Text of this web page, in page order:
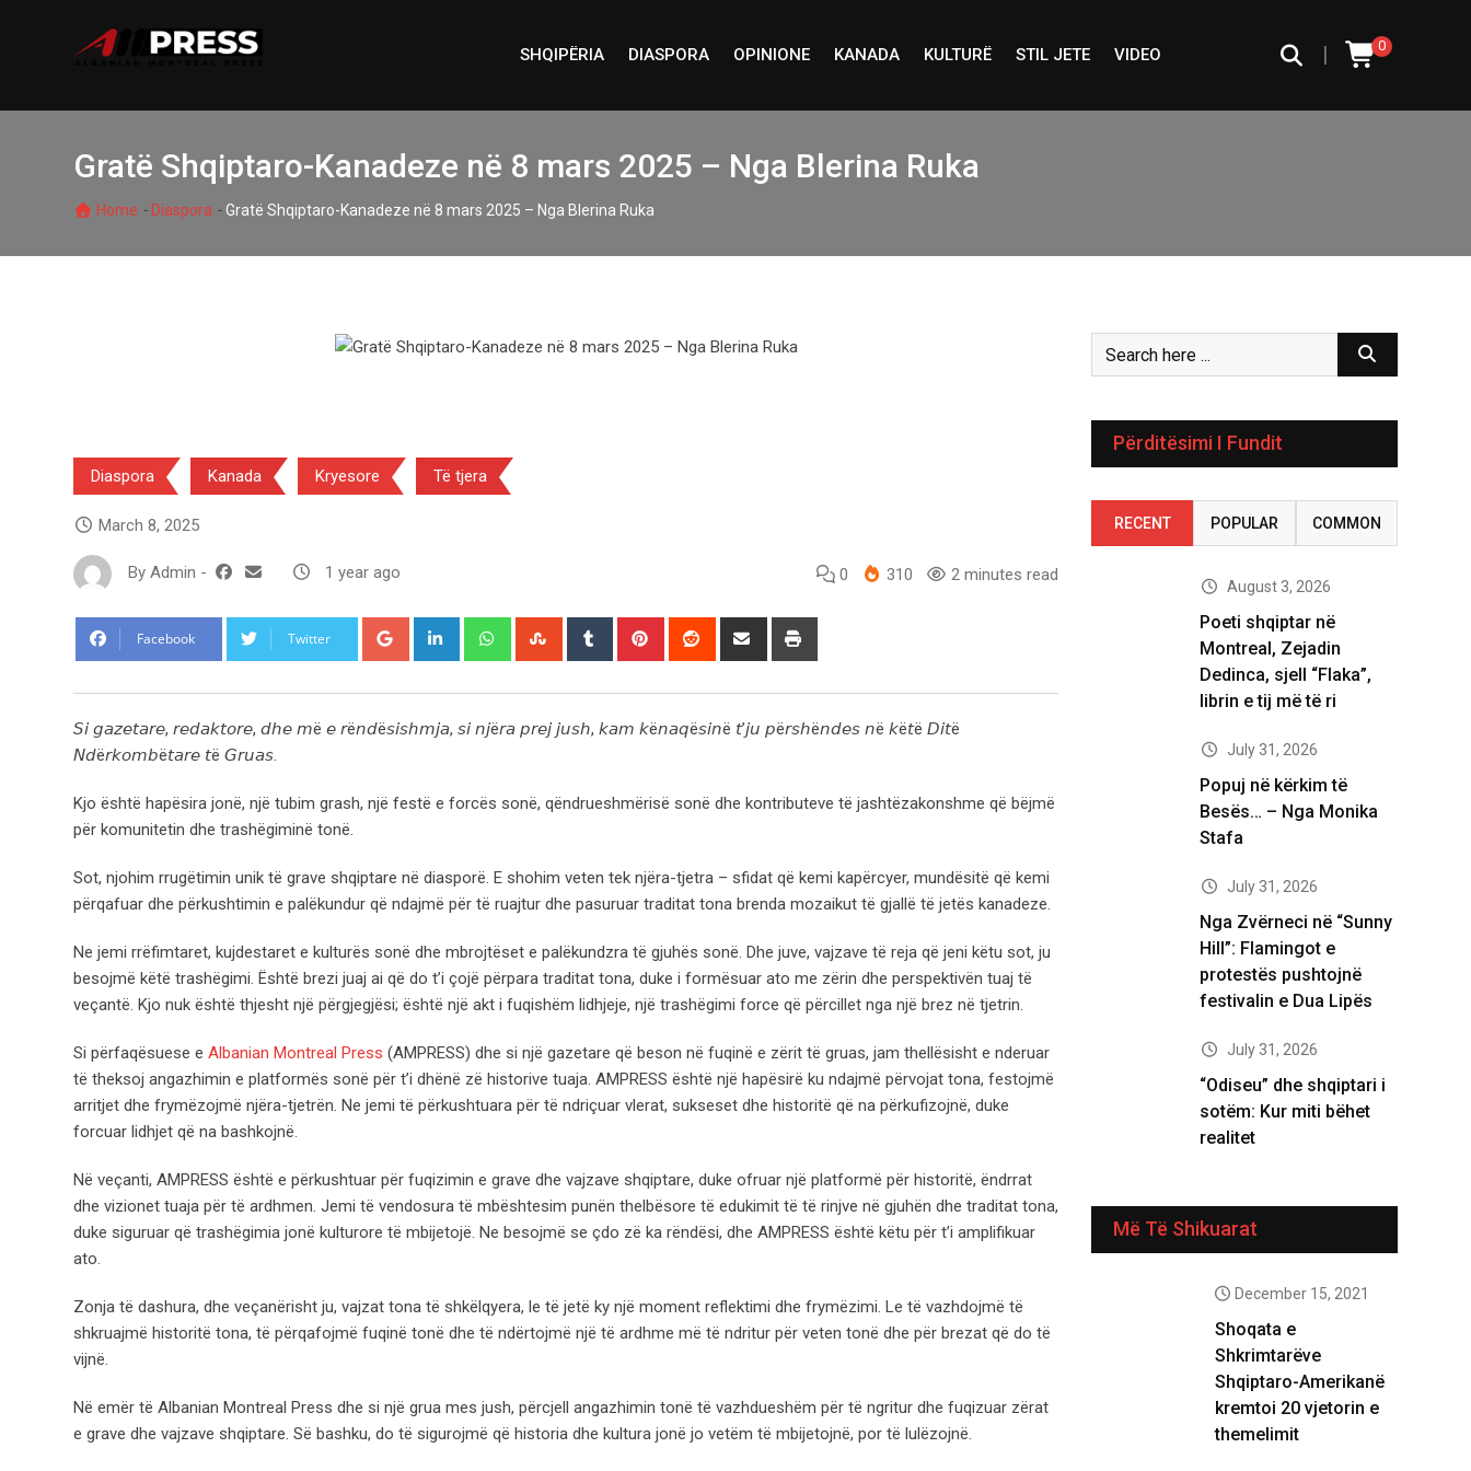
SHQIPËRIA DIASPORA OPINIONE KANADA KULTURË STIL JETE VIDEO 0
|
Gratë Shqiptaro-Kanadeze në 8 mars 2025 – Nga Blerina Ruka
Home - Diaspora -Gratë Shqiptaro-Kanadeze në 8 mars 2025 – Nga Blerina Ruka
Diaspora Kanada Kryesore Të tjera
March 8, 2025
By Admin - 1 year ago 0 310 2 minutes read
Facebook Twitter Google+ LinkedIn WhatsappStumbleUpon
Tumblr Pinterest Reddit
Share
𝘚𝘪 𝘨𝘢𝘻𝘦𝘵𝘢𝘳𝘦, 𝘳𝘦𝘥𝘢𝘬𝘵𝘰𝘳𝘦, 𝘥𝘩𝘦 𝘮ë 𝘦 𝘳ë𝘯𝘥ë𝘴𝘪𝘴𝘩𝘮𝘫𝘢, 𝘴𝘪 𝘯𝘫ë𝘳𝘢 𝘱𝘳𝘦𝘫 𝘫𝘶𝘴𝘩, 𝘬𝘢𝘮 𝘬ë𝘯𝘢𝘲ë𝘴𝘪𝘯ë 𝘵’𝘫𝘶 𝘱ë𝘳𝘴𝘩ë𝘯𝘥𝘦𝘴 𝘯ë 𝘬ë𝘵ë 𝘋𝘪𝘵ë
𝘕𝘥ë𝘳𝘬𝘰𝘮𝘣ë𝘵𝘢𝘳𝘦 𝘵ë 𝘎𝘳𝘶𝘢𝘴.
Kjo është hapësira jonë, një tubim grash, një festë e forcës sonë, qëndrueshmërisë sonë dhe kontributeve të jashtëzakonshme që bëjmë
për komunitetin dhe trashëgiminë tonë.
Sot, njohim rrugëtimin unik të grave shqiptare në diasporë. E shohim veten tek njëra-tjetra – sfidat që kemi kapërcyer, mundësitë që kemi
përqafuar dhe përkushtimin e palëkundur që ndajmë për të ruajtur dhe pasuruar traditat tona brenda mozaikut të gjallë të jetës kanadeze.
Ne jemi rrëfimtaret, kujdestaret e kulturës sonë dhe mbrojtëset e palëkundzra të gjuhës sonë. Dhe juve, vajzave të reja që jeni këtu sot, ju
besojmë këtë trashëgimi. Është brezi juaj ai që do t’i çojë përpara traditat tona, duke i formësuar ato me zërin dhe perspektivën tuaj të
veçantë. Kjo nuk është thjesht një përgjegjësi; është një akt i fuqishëm lidhjeje, një trashëgimi force që përcillet nga një brez në tjetrin.
Si përfaqësuese e Albanian Montreal Press (AMPRESS) dhe si një gazetare që beson në fuqinë e zërit të gruas, jam thellësisht e nderuar
të theksoj angazhimin e platformës sonë për t’i dhënë zë historive tuaja. AMPRESS është një hapësirë ku ndajmë përvojat tona, festojmë
arritjet dhe frymëzojmë njëra-tjetrën. Ne jemi të përkushtuara për të ndriçuar vlerat, sukseset dhe historitë që na përkufizojnë, duke
forcuar lidhjet që na bashkojnë.
Në veçanti, AMPRESS është e përkushtuar për fuqizimin e grave dhe vajzave shqiptare, duke ofruar një platformë për historitë, ëndrrat
dhe vizionet tuaja për të ardhmen. Jemi të vendosura të mbështesim punën thelbësore të edukimit të të rinjve në gjuhën dhe traditat tona,
duke siguruar që trashëgimia jonë kulturore të mbijetojë. Ne besojmë se çdo zë ka rëndësi, dhe AMPRESS është këtu për t’i amplifikuar
ato.
Zonja të dashura, dhe veçanërisht ju, vajzat tona të shkëlqyera, le të jetë ky një moment reflektimi dhe frymëzimi. Le të vazhdojmë të
shkruajmë historitë tona, të përqafojmë fuqinë tonë dhe të ndërtojmë një të ardhme më të ndritur për veten tonë dhe për brezat që do të
vijnë.
Në emër të Albanian Montreal Press dhe si një grua mes jush, përcjell angazhimin tonë të vazhdueshëm për të ngritur dhe fuqizuar zërat
e grave dhe vajzave shqiptare. Së bashku, do të sigurojmë që historia dhe kultura jonë jo vetëm të mbijetojnë, por të lulëzojnë.
Përditësimi I Fundit
RECENT POPULAR COMMON
August 3, 2026
Poeti shqiptar në
Montreal, Zejadin
Dedinca, sjell “Flaka”,
librin e tij më të ri
July 31, 2026
Popuj në kërkim të
Besës… – Nga Monika
Stafa
July 31, 2026
Nga Zvërneci në “Sunny
Hill”: Flamingot e
protestës pushtojnë
festivalin e Dua Lipës
July 31, 2026
“Odiseu” dhe shqiptari i
sotëm: Kur miti bëhet
realitet
Më Të Shikuarat
December 15, 2021
Shoqata e
Shkrimtarëve
Shqiptaro-Amerikanë
kremtoi 20 vjetorin e
themelimit